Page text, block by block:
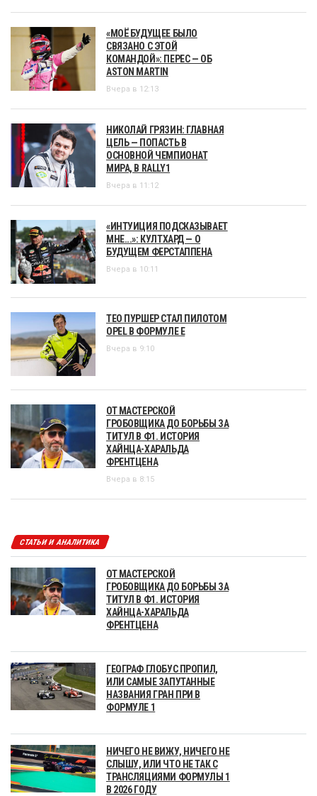
«МОЁ БУДУЩЕЕ БЫЛО
СВЯЗАНО С ЭТОЙ
КОМАНДОЙ»: ПЕРЕС — ОБ
ASTON MARTIN
Вчера в 12:13
НИКОЛАЙ ГРЯЗИН: ГЛАВНАЯ
ЦЕЛЬ — ПОПАСТЬ В
ОСНОВНОЙ ЧЕМПИОНАТ
МИРА, В RALLY1
Вчера в 11:12
«ИНТУИЦИЯ ПОДСКАЗЫВАЕТ
МНЕ...»: КУЛТХАРД — О
БУДУЩЕМ ФЕРСТАППЕНА
Вчера в 10:11
ТЕО ПУРШЕР СТАЛ ПИЛОТОМ
OPEL В ФОРМУЛЕ Е
Вчера в 9:10
ОТ МАСТЕРСКОЙ
ГРОБОВЩИКА ДО БОРЬБЫ ЗА
ТИТУЛ В Ф1. ИСТОРИЯ
ХАЙНЦА-ХАРАЛЬДА
ФРЕНТЦЕНА
Вчера в 8:15
СТАТЬИ И АНАЛИТИКА
ОТ МАСТЕРСКОЙ
ГРОБОВЩИКА ДО БОРЬБЫ ЗА
ТИТУЛ В Ф1. ИСТОРИЯ
ХАЙНЦА-ХАРАЛЬДА
ФРЕНТЦЕНА
ГЕОГРАФ ГЛОБУС ПРОПИЛ,
ИЛИ САМЫЕ ЗАПУТАННЫЕ
НАЗВАНИЯ ГРАН ПРИ В
ФОРМУЛЕ 1
НИЧЕГО НЕ ВИЖУ, НИЧЕГО НЕ
СЛЫШУ, ИЛИ ЧТО НЕ ТАК С
ТРАНСЛЯЦИЯМИ ФОРМУЛЫ 1
В 2026 ГОДУ